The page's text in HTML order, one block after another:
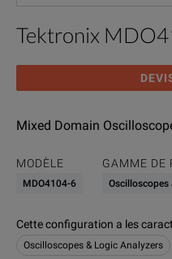
Tektronix
Mixed Domain
MODÈLE
MDO4104-6
GAMME DE
Oscilloscopes
Cette configuration a les
Oscilloscopes & Logic Analyzers